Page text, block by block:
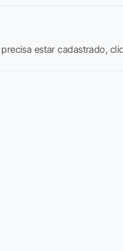
estar cadastrado,